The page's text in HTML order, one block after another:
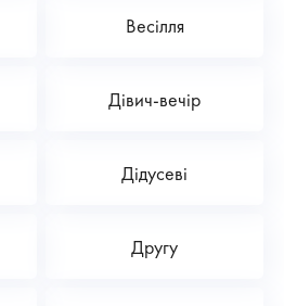
Весілля
Дівич-вечір
Дідусеві
Другу